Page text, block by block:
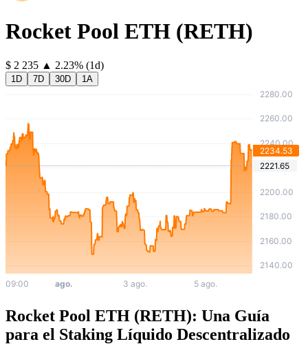
Rocket Pool ETH (RETH)
⁦$⁩ 2 235 ▲ 2.23% (1d)
1D 7D 30D 1A
Rocket Pool ETH (RETH): Una Guía
para el Staking Líquido Descentralizado